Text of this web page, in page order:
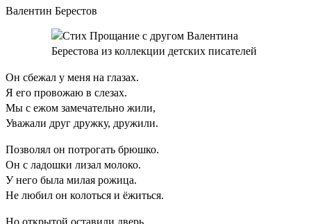
Валентин Берестов
Он сбежал у меня на глазах.
Я его провожаю в слезах.
Мы с ежом замечательно жили,
Уважали друг дружку, дружили.
Позволял он потрогать брюшко.
Он с ладошки лизал молоко.
У него была милая рожица.
Не любил он колоться и ёжиться.
Но открытой оставили дверь,